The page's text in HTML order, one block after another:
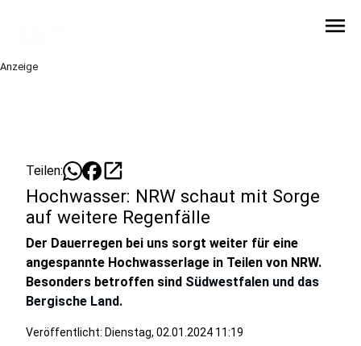
menu
Anzeige
Teilen: open_in_new
Hochwasser: NRW schaut mit Sorge
auf weitere Regenfälle
Der Dauerregen bei uns sorgt weiter für eine
angespannte Hochwasserlage in Teilen von NRW.
Besonders betroffen sind Südwestfalen und das
Bergische Land.
Veröffentlicht: Dienstag, 02.01.2024 11:19